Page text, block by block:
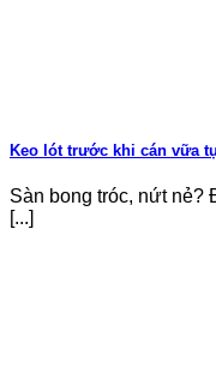
Keo lót trước khi cán vữa
Sàn bong tróc, nứt nẻ?
[...]